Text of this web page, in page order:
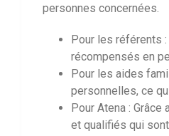
personnes concernées.
Pour les référents
récompensés en
Pour les aides
personnelles, ce
Pour Atena :
et qualifiés qui